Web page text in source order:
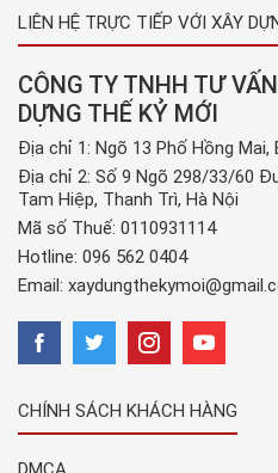
LIÊN HỆ TRỰC TIẾP VỚI XÂY
CÔNG TY TNHH TƯ
DỰNG THẾ KỶ MỚI
Địa chỉ 1: Ngõ 13 Phố Hồng Mai,
Địa chỉ 2: Số 9 Ngõ 298/33/60
Tam Hiệp, Thanh Trì, Hà Nội
Mã số Thuế: 0110931114
Hotline: 096 562 0404
Email:
CHÍNH SÁCH KHÁCH HÀNG